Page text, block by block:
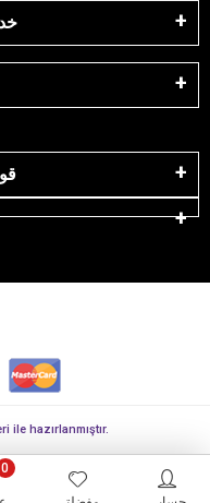
0
ile hazırlanmıştır.